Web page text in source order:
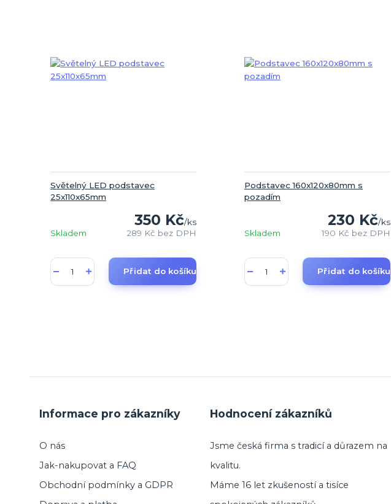
Světelný LED podstavec
25x110x65mm
350 Kč/ks
289 Kč bez DPH
Skladem
Přidat do košíku
Podstavec 160x120x80mm s
pozadím
230 Kč/ks
190 Kč bez DPH
Skladem
Přidat do košíku
Informace pro zákazníky
O nás
Jak-nakupovat a FAQ
Obchodní podmínky a GDPR
Hodnocení zákazníků
Jsme česká firma s tradicí a důrazem na
kvalitu.
Máme 16 let zkušeností a tisíce